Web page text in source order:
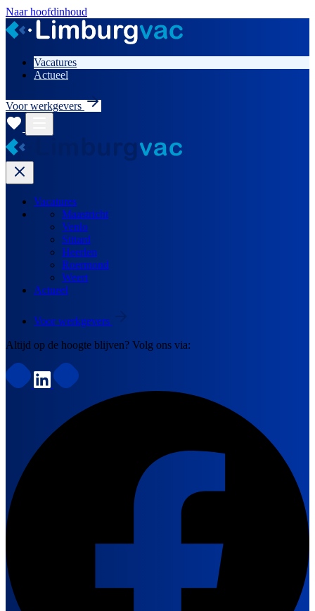
Naar hoofdinhoud
Vacatures
Actueel
Voor werkgevers
Vacatures
Maastricht
Venlo
Sittard
Heerlen
Roermond
Weert
Actueel
Voor werkgevers
Altijd op de hoogte blijven? Volg ons via: